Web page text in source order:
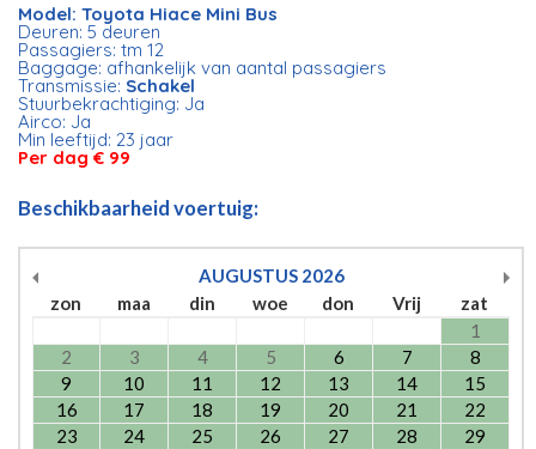
Model: Toyota Hiace Mini Bus
Deuren: 5 deuren
Passagiers: tm 12
Baggage: afhankelijk van aantal passagiers
Transmissie: Schakel
Stuurbekrachtiging: Ja
Airco: Ja
Min leeftijd: 23 jaar
Per dag € 99
Beschikbaarheid voertuig:
AUGUSTUS 2026
zon
maa din woe don Vrij
zat
1
2
3 4 5 6 7
8
9
10 11 12 13 14
15
16
17 18 19 20 21
22
23
24 25 26 27 28
29